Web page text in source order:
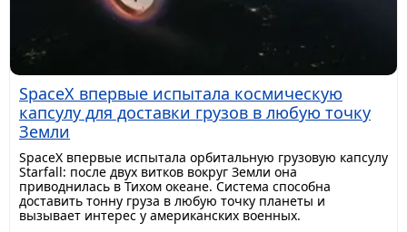
SpaceX впервые испытала космическую
капсулу для доставки грузов в любую точку
Земли
SpaceX впервые испытала орбитальную грузовую капсулу
Starfall: после двух витков вокруг Земли она
приводнилась в Тихом океане. Система способна
доставить тонну груза в любую точку планеты и
вызывает интерес у американских военных.